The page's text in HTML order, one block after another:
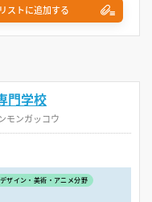
ストに追加する
門学校
モンガッコウ
デザイン・美術・アニメ分野